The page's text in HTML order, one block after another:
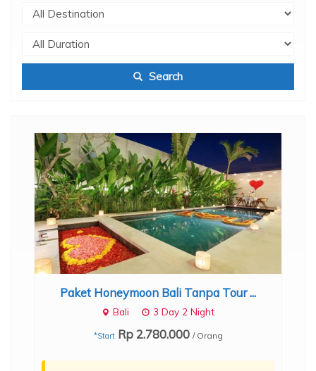
Search
Paket Honeymoon Bali Tanpa Tour ...
Bali 3 Day 2 Night
*Start Rp 2.780.000 / Orang